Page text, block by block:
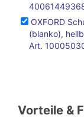
OXFORD
(blanko),
Art.
Vorteile &